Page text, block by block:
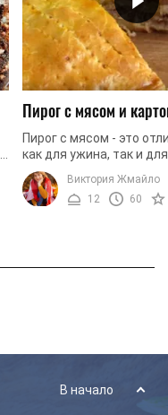
Пирог с мясом и
Пирог с мясом - это
как для ужина, так и
легкого перекуса.
что такой вариант
состоянии ...
Виктория Жмайло
12
60
В начало